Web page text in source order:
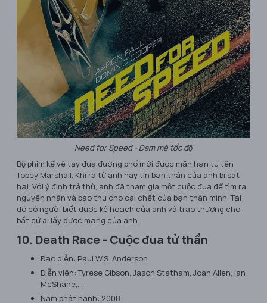
Need for Speed - Đam mê tốc độ
Bộ phim kể về tay đua đường phố mới được mãn hạn tù tên
Tobey Marshall. Khi ra từ anh hay tin bạn thân của anh bị sát
hại. Với ý định trả thù, anh đã tham gia một cuộc đua để tìm ra
nguyên nhân và báo thù cho cái chết của bạn thân mình. Tại
đó có người biết được kế hoạch của anh và trao thương cho
bất cứ ai lấy được mạng của anh.
10. Death Race - Cuộc đua tử thần
Đạo diễn: Paul W.S. Anderson
Diễn viên: Tyrese Gibson, Jason Statham, Joan Allen, Ian
McShane,…
Năm phát hành: 2008